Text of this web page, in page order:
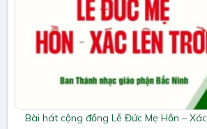
Bài hát cộng đồng Lễ Đức Mẹ Hồn –